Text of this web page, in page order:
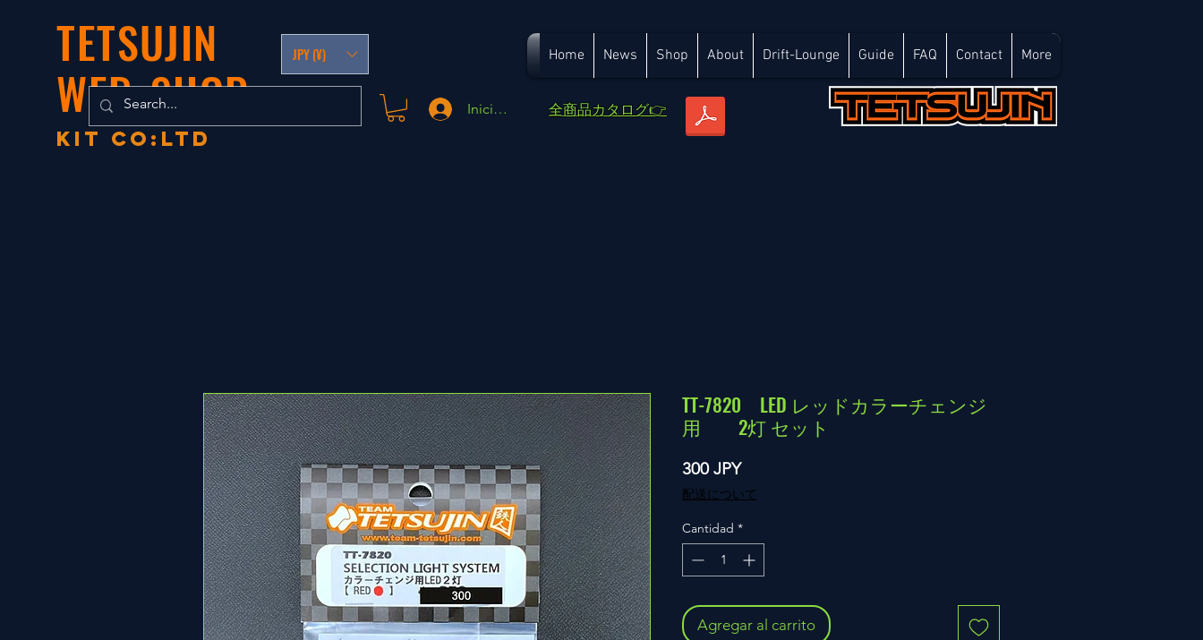
TETSUJIN
WEB-SHOP
KIT co:LTD
JPY (¥) Home News Shop About Drift-Lounge Guide FAQ Contact More
Iniciar sesión​全商品カタログ👉
TT-7820 LED レッドカラーチェンジ
用 2灯 セット
300 JPYPrecio
配送について
Cantidad *
Agregar al carrito